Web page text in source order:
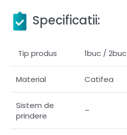
Specificatii:
Tip produs 1buc / 2buc
Material Catifea
Sistem de
prindere
–